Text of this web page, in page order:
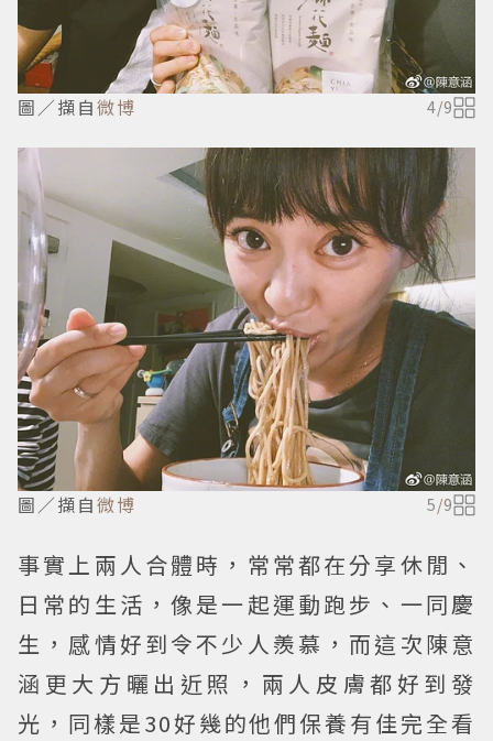
圖／擷自微博 4/9
圖／擷自微博 5/9
事實上兩人合體時，常常都在分享休閒、
日常的生活，像是一起運動跑步、一同慶
生，感情好到令不少人羨慕，而這次陳意
涵更大方曬出近照，兩人皮膚都好到發
光，同樣是30好幾的他們保養有佳完全看